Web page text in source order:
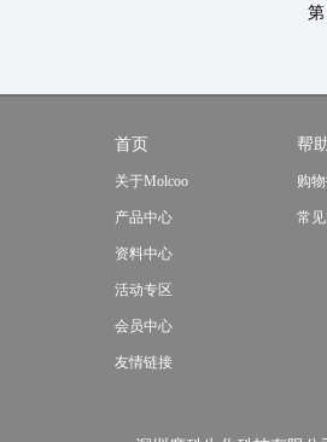
首页
关于Molcoo
产品中心
资料中心
活动专区
会员中心
友情链接
帮
购
常